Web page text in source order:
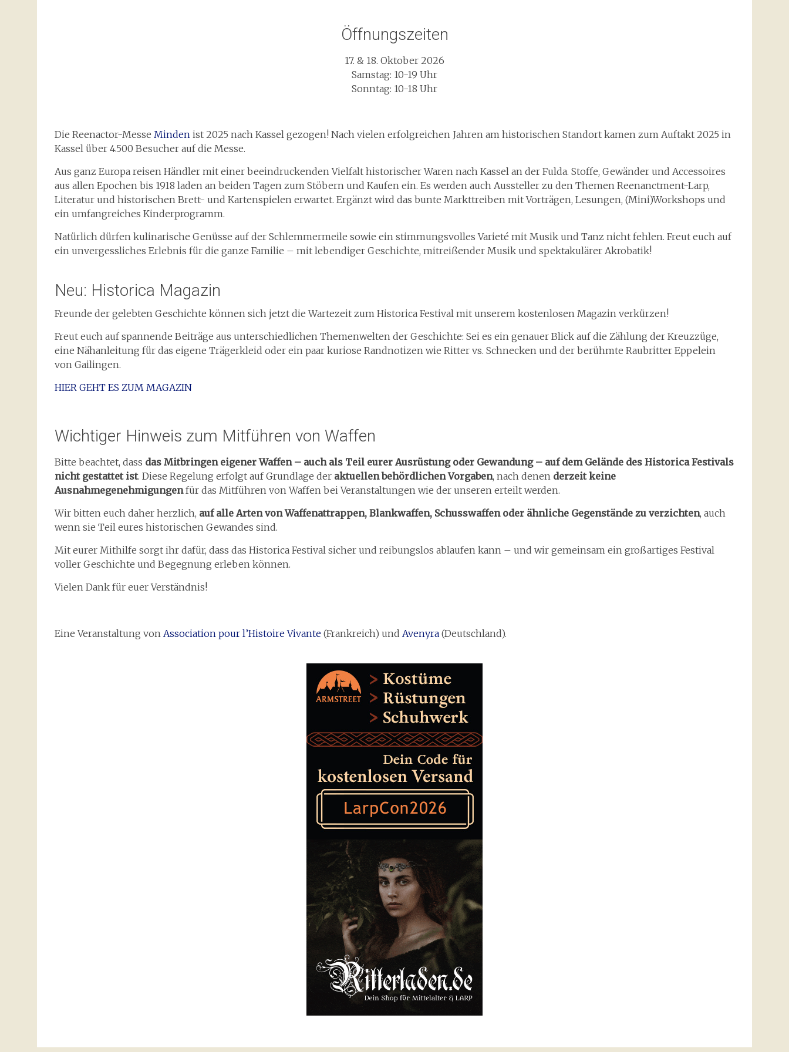
Öffnungszeiten
17. & 18. Oktober 2026
Samstag: 10-19 Uhr
Sonntag: 10-18 Uhr
Die Reenactor-Messe Minden ist 2025 nach Kassel gezogen! Nach vielen erfolgreichen Jahren am historischen Standort kamen zum Auftakt 2025 in
Kassel über 4.500 Besucher auf die Messe.
Aus ganz Europa reisen Händler mit einer beeindruckenden Vielfalt historischer Waren nach Kassel an der Fulda. Stoffe, Gewänder und Accessoires
aus allen Epochen bis 1918 laden an beiden Tagen zum Stöbern und Kaufen ein. Es werden auch Aussteller zu den Themen Reenanctment-Larp,
Literatur und historischen Brett- und Kartenspielen erwartet. Ergänzt wird das bunte Markttreiben mit Vorträgen, Lesungen, (Mini)Workshops und
ein umfangreiches Kinderprogramm.
Natürlich dürfen kulinarische Genüsse auf der Schlemmermeile sowie ein stimmungsvolles Varieté mit Musik und Tanz nicht fehlen. Freut euch auf
ein unvergessliches Erlebnis für die ganze Familie – mit lebendiger Geschichte, mitreißender Musik und spektakulärer Akrobatik!
Neu: Historica Magazin
Freunde der gelebten Geschichte können sich jetzt die Wartezeit zum Historica Festival mit unserem kostenlosen Magazin verkürzen!
Freut euch auf spannende Beiträge aus unterschiedlichen Themenwelten der Geschichte: Sei es ein genauer Blick auf die Zählung der Kreuzzüge,
eine Nähanleitung für das eigene Trägerkleid oder ein paar kuriose Randnotizen wie Ritter vs. Schnecken und der berühmte Raubritter Eppelein
von Gailingen.
HIER GEHT ES ZUM MAGAZIN
Wichtiger Hinweis zum Mitführen von Waffen
Bitte beachtet, dass das Mitbringen eigener Waffen – auch als Teil eurer Ausrüstung oder Gewandung – auf dem Gelände des Historica Festivals
nicht gestattet ist. Diese Regelung erfolgt auf Grundlage der aktuellen behördlichen Vorgaben, nach denen derzeit keine
Ausnahmegenehmigungenfür das Mitführen von Waffen bei Veranstaltungen wie der unseren erteilt werden.
Wir bitten euch daher herzlich, auf alle Arten von Waffenattrappen, Blankwaffen, Schusswaffen oder ähnliche Gegenstände zu verzichten, auch
wenn sie Teil eures historischen Gewandes sind.
Mit eurer Mithilfe sorgt ihr dafür, dass das Historica Festival sicher und reibungslos ablaufen kann – und wir gemeinsam ein großartiges Festival
voller Geschichte und Begegnung erleben können.
Vielen Dank für euer Verständnis!
Eine Veranstaltung von Association pour l’Histoire Vivante (Frankreich) und Avenyra (Deutschland).